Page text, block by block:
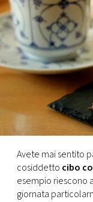
EVENTI
VIDEO
TV
PRINCIPATO
DI
MONACO
RMC
CONSIGLIA
Avete mai sentito
cosiddetto cibo
esempio riescono
giornata